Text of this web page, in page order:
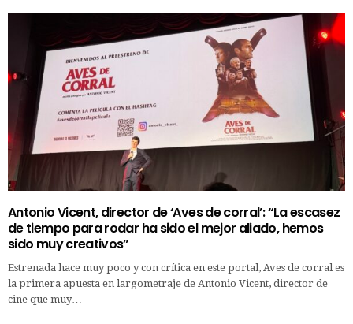
Antonio Vicent, director de ‘Aves de corral’: “La escasez
de tiempo para rodar ha sido el mejor aliado, hemos
sido muy creativos”
Estrenada hace muy poco y con crítica en este portal, Aves de corral es
la primera apuesta en largometraje de Antonio Vicent, director de
cine que muy…